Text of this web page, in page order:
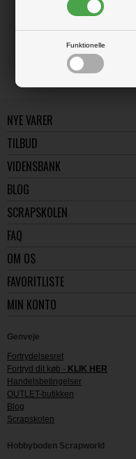
Funktionelle
LÆS OG BLIV INSPIRERET
NYE VARER
TILBUD
VIDENSBANK
BLOG
SCRAPSKOLEN
FAQ
OM OS
FAVORITLISTE
MIN KONTO
Genveje
Fortrydelsesret
Fortryd dit køb - KLIK HER
Handelsbetingelser
OUTLET-butikken
Blog
Scrapskolen
Hobbyboden Scrapworld